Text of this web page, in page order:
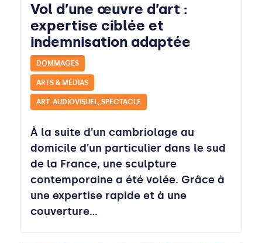
Vol d’une œuvre d’art :
expertise ciblée et
indemnisation adaptée
DOMMAGES
ARTS & MÉDIAS
ART, AUDIOVISUEL, SPECTACLE
À la suite d’un cambriolage au
domicile d’un particulier dans le sud
de la France, une sculpture
contemporaine a été volée. Grâce à
une expertise rapide et à une
couverture…